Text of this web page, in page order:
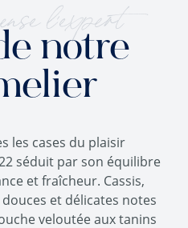
l'expert
notre
les cases du plaisir
séduit par son équilibre
et fraîcheur. Cassis,
et délicates notes
veloutée aux tanins